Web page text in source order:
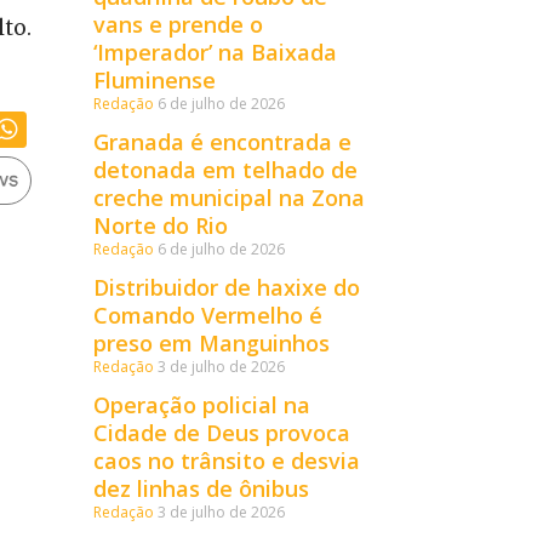
vans e prende o
‘Imperador’ na Baixada
Fluminense
Redação 6 de julho de 2026
Granada é encontrada e
detonada em telhado de
creche municipal na Zona
Norte do Rio
Redação 6 de julho de 2026
Distribuidor de haxixe do
Comando Vermelho é
preso em Manguinhos
Redação 3 de julho de 2026
Operação policial na
Cidade de Deus provoca
caos no trânsito e desvia
dez linhas de ônibus
Redação 3 de julho de 2026